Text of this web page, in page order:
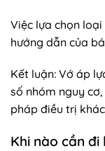
Việc lựa chọn
hướng dẫn của
Kết luận: Vớ áp
số nhóm nguy
pháp điều trị
Khi nào cần